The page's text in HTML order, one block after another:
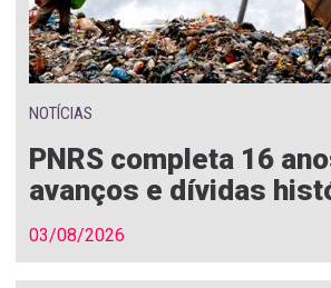
NOTÍCIAS
PNRS completa 16
avanços e dívidas
03/08/2026